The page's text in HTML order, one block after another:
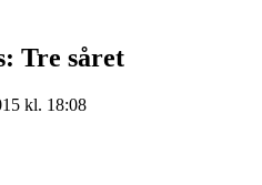
Tre såret
kl. 18:08